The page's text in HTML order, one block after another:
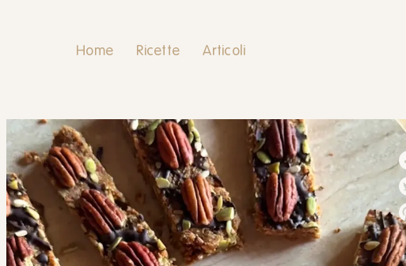
Home Ricette Articoli